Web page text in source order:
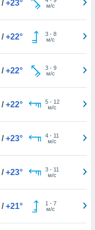
/ +23°
м/с
/ +22° 3- 8
м/с
/ +22° 3- 9
м/с
/ +22° 5- 12
м/с
/ +23° 4- 11
м/с
/ +23° 3- 11
м/с
/ +21° 1 - 7
м/с